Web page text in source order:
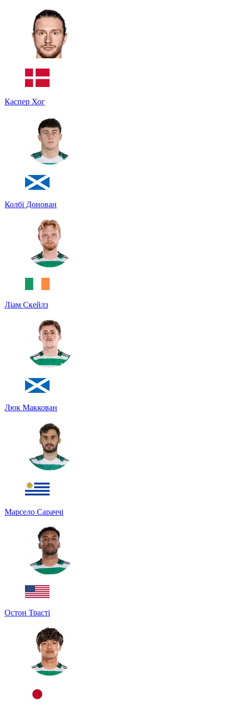
Каспер Хог
Колбі Донован
Ліам Скейлз
Люк Маккован
Марсело Сараччі
Остон Трасті